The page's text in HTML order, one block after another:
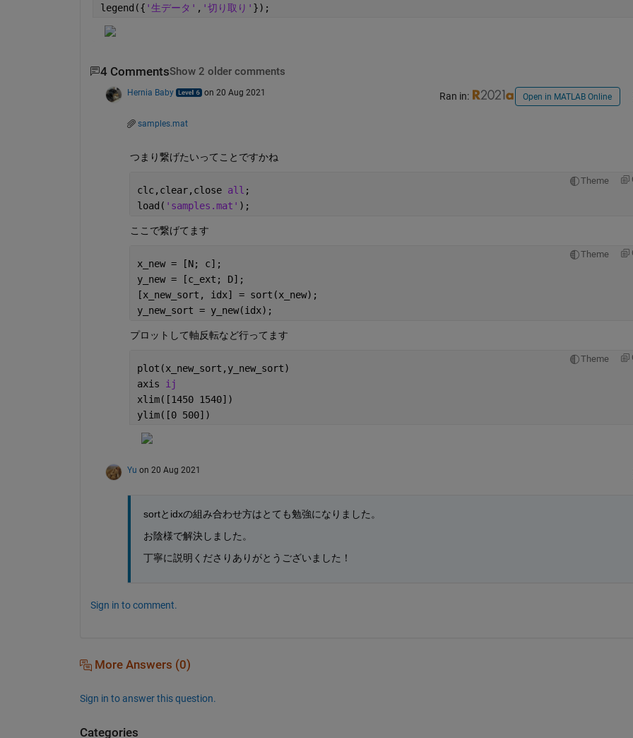
legend({ '生データ' , '切り取り' });
4 CommentsShow 2 older comments
Hernia Baby on 20 Aug 2021 Ran in: Open in MATLAB Online
samples.mat
つまり繋げたいってことですかね
Theme
clc,clear,close all ;
load( 'samples.mat' );
ここで繋げてます
Theme
x_new = [N; c];
y_new = [c_ext; D];
[x_new_sort, idx] = sort(x_new);
y_new_sort = y_new(idx);
プロットして軸反転など行ってます
Theme
plot(x_new_sort,y_new_sort)
axis ij
xlim([1450 1540])
ylim([0 500])
Yu on 20 Aug 2021
sortとidxの組み合わせ方はとても勉強になりました。
お陰様で解決しました。
丁寧に説明くださりありがとうございました！
Sign in to comment.
More Answers (0)
Sign in to answer this question.
Categories